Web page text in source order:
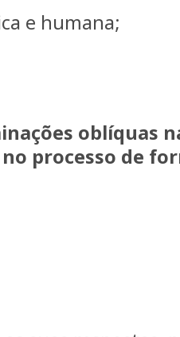
e humana;
oblíquas
processo de